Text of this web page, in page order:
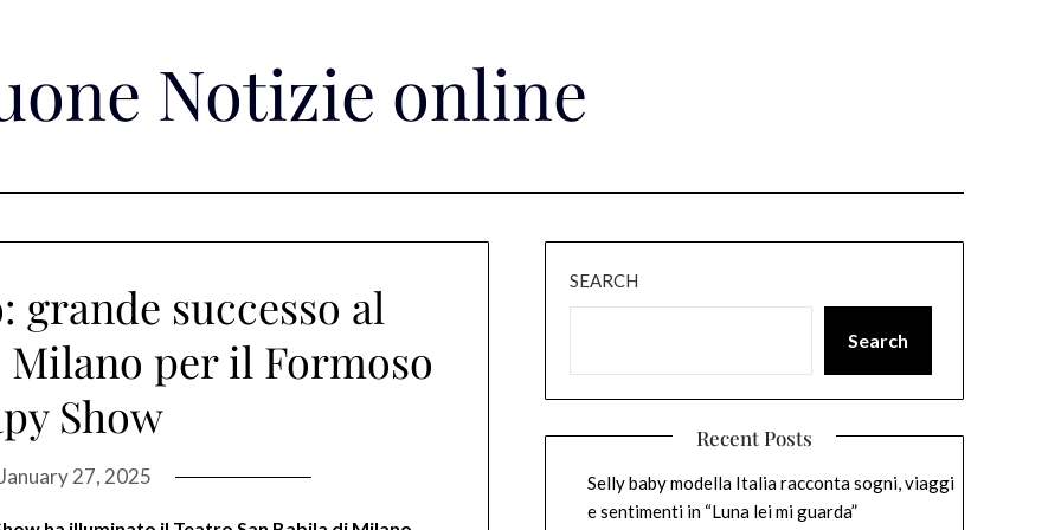
Notizie online
successo al
Milano per il Formoso
Show
January 27, 2025
SEARCH
Search
Recent Posts
Selly baby modella Italia racconta sogni, viaggi
e sentimenti in “Luna lei mi guarda”